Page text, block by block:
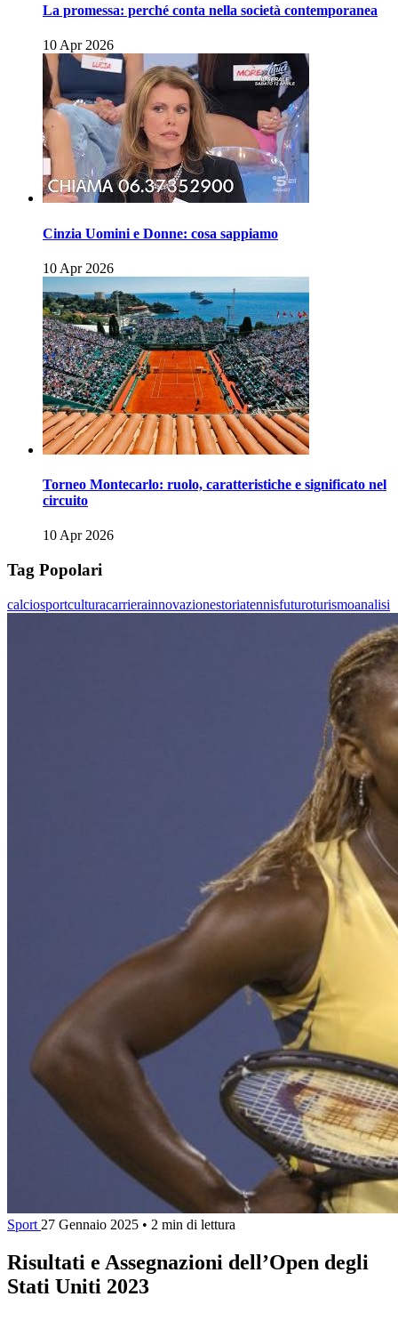
La promessa: perché conta nella società contemporanea
10 Apr 2026
Cinzia Uomini e Donne: cosa sappiamo
10 Apr 2026
Torneo Montecarlo: ruolo, caratteristiche e significato nel
circuito
10 Apr 2026
Tag Popolari
calciosportculturacarrierainnovazionestoriatennisfuturoturismoanalisi
Sport 27 Gennaio 2025 • 2 min di lettura
Risultati e Assegnazioni dell’Open degli
Stati Uniti 2023